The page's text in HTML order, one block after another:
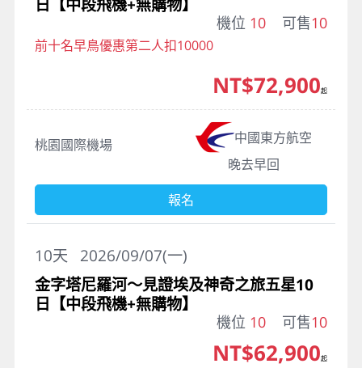
日【中段飛機+無購物】
機位 10 可售10
前十名早鳥優惠第二人扣10000
桃園國際機場
中國東方航空
晚去早回
NT$72,900起
報名
2026/09/07(一)
10天
金字塔尼羅河～見證埃及神奇之旅五星10
日【中段飛機+無購物】
機位 10 可售10
NT$62,900起